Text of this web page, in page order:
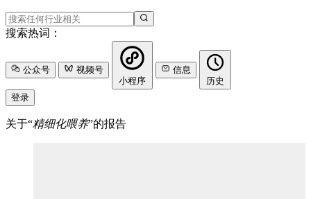
搜索热词：
公众号
视频号
小程序
信息
历史
登录
关于“精细化喂养”的报告